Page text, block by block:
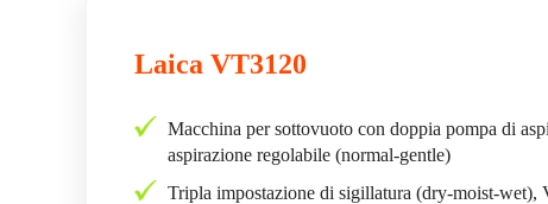
Laica VT3120
Macchina per sottovuoto con doppia pompa di
aspirazione regolabile (normal-gentle)
Tripla impostazione di sigillatura (dry-moist-wet),